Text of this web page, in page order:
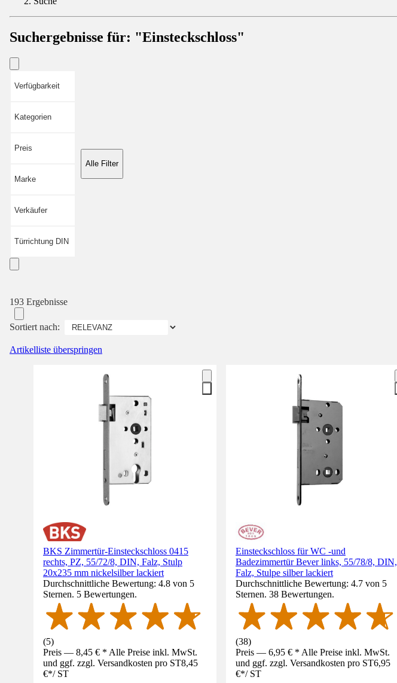
Suchergebnisse für: "Einsteckschloss"
Verfügbarkeit
Kategorien
Preis
Marke
Verkäufer
Türrichtung DIN
Alle Filter
193 Ergebnisse
Sortiert nach:
Artikelliste überspringen
BKS Zimmertür-Einsteckschloss 0415
rechts, PZ, 55/72/8, DIN, Falz, Stulp
20x235 mm nickelsilber lackiert
Durchschnittliche Bewertung: 4.8 von 5
Sternen. 5 Bewertungen.
(5)
Preis — 8,45 € * Alle Preise inkl. MwSt.
und ggf. zzgl. Versandkosten pro ST8,45
€*/ ST
Einsteckschloss für WC -und
Badezimmertür Bever links, 55/78/8, DIN,
Falz, Stulpe silber lackiert
Durchschnittliche Bewertung: 4.7 von 5
Sternen. 38 Bewertungen.
(38)
Preis — 6,95 € * Alle Preise inkl. MwSt.
und ggf. zzgl. Versandkosten pro ST6,95
€*/ ST